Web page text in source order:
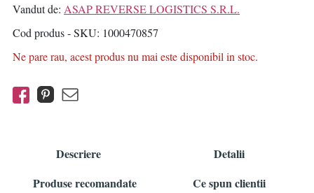
Vandut de: ASAP REVERSE LOGISTICS S.R.L.
Cod produs - SKU 1000470857
Ne pare rau, acest produs nu mai este disponibil in stoc.
Descriere
Detalii
Produse recomandate
Ce spun clientii